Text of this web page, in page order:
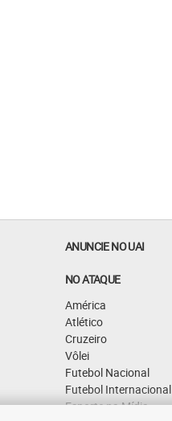
ANUNCIE NO UAI
NO ATAQUE
América
Atlético
Cruzeiro
Vôlei
Futebol Nacional
Futebol Internacional
Esporte na Mídia